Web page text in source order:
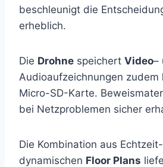
beschleunigt die
erheblich.
Die Drohne speichert Video–
Audioaufzeichnungen zudem
Micro-SD-Karte.
bei Netzproblemen sicher
Die Kombination aus
dynamischen Floor Plans